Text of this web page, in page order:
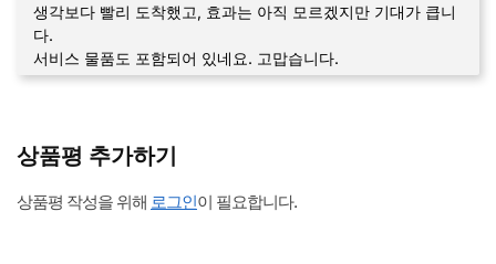
생각보다 빨리 도착했고, 효과는 아직 모르겠지만 기대가 큽니
다.
서비스 물품도 포함되어 있네요. 고맙습니다.
상품평 추가하기
상품평 작성을 위해 로그인이 필요합니다.